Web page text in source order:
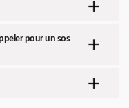
pour un sos